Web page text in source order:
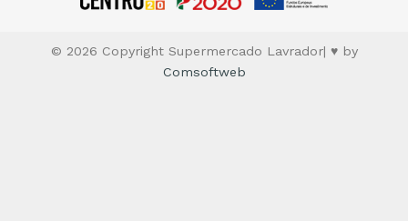
© 2026 Copyright Supermercado Lavrador| ♥ by
Comsoftweb